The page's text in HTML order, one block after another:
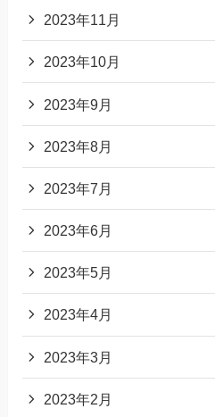
2023年11月
2023年10月
2023年9月
2023年8月
2023年7月
2023年6月
2023年5月
2023年4月
2023年3月
2023年2月